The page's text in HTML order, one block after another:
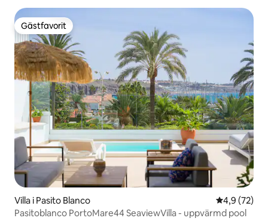
Gästfavorit
Gästfavorit
Villa i Pasito Blanco 4,9 av 5 i
4,9 (72)
Pasitoblanco PortoMare44 SeaviewVilla - uppvärmd pool